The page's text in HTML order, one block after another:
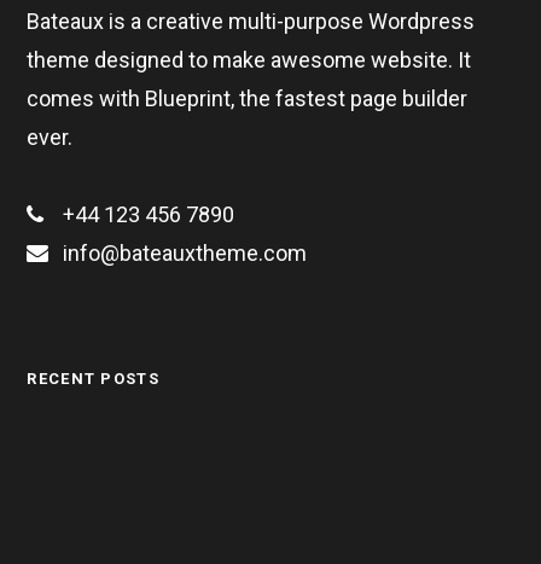
Bateaux is a creative multi-purpose Wordpress
theme designed to make awesome website. It
comes with Blueprint, the fastest page builder
ever.
+44 123 456 7890
info@bateauxtheme.com
RECENT POSTS